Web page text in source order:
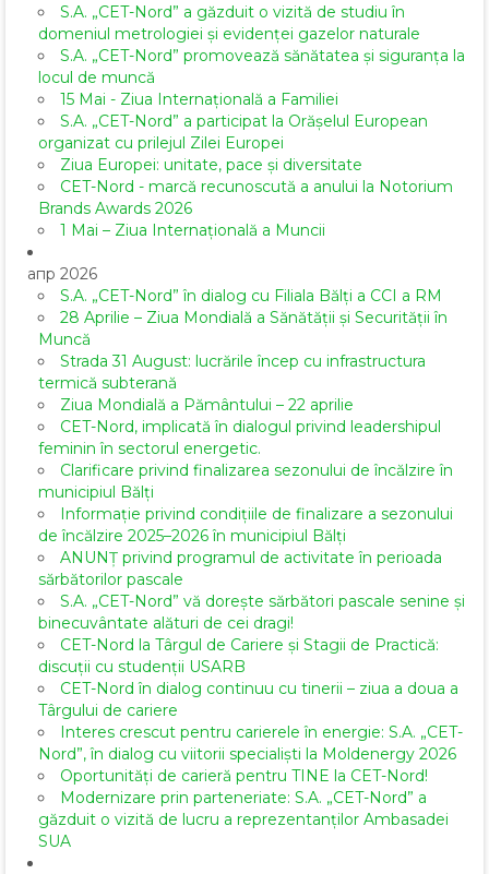
S.A. „CET-Nord” a găzduit o vizită de studiu în
domeniul metrologiei și evidenței gazelor naturale
S.A. „CET-Nord” promovează sănătatea și siguranța la
locul de muncă
15 Mai - Ziua Internațională a Familiei
S.A. „CET-Nord” a participat la Orășelul European
organizat cu prilejul Zilei Europei
Ziua Europei: unitate, pace și diversitate
CET-Nord - marcă recunoscută a anului la Notorium
Brands Awards 2026
1 Mai – Ziua Internațională a Muncii
апр 2026
S.A. „CET-Nord” în dialog cu Filiala Bălți a CCI a RM
28 Aprilie – Ziua Mondială a Sănătății și Securității în
Muncă
Strada 31 August: lucrările încep cu infrastructura
termică subterană
Ziua Mondială a Pământului – 22 aprilie
CET-Nord, implicată în dialogul privind leadershipul
feminin în sectorul energetic.
Clarificare privind finalizarea sezonului de încălzire în
municipiul Bălți
Informație privind condițiile de finalizare a sezonului
de încălzire 2025–2026 în municipiul Bălți
ANUNȚ privind programul de activitate în perioada
sărbătorilor pascale
S.A. „CET-Nord” vă dorește sărbători pascale senine și
binecuvântate alături de cei dragi!
CET-Nord la Târgul de Cariere și Stagii de Practică:
discuții cu studenții USARB
CET-Nord în dialog continuu cu tinerii – ziua a doua a
Târgului de cariere
Interes crescut pentru carierele în energie: S.A. „CET-
Nord”, în dialog cu viitorii specialiști la Moldenergy 2026
Oportunități de carieră pentru TINE la CET-Nord!
Modernizare prin parteneriate: S.A. „CET-Nord” a
găzduit o vizită de lucru a reprezentanților Ambasadei
SUA